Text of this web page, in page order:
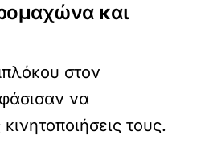
και
στον
να
τους.